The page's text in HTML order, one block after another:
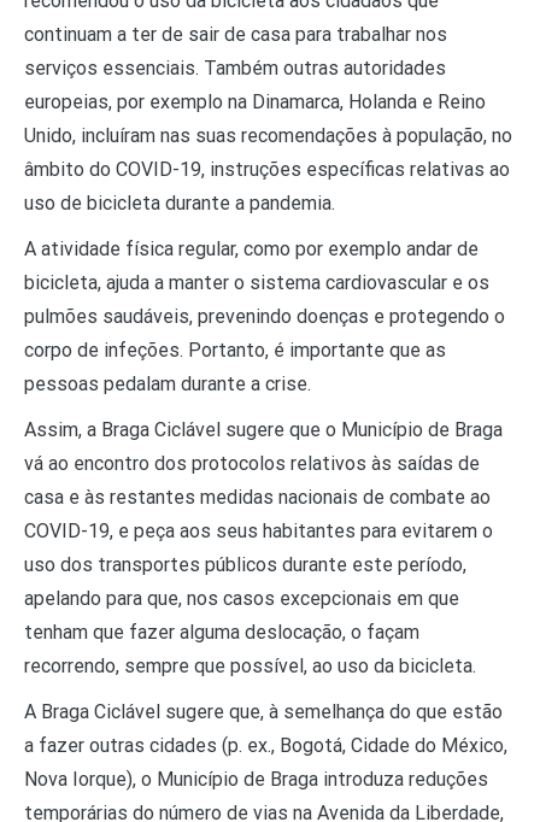
continuam a ter de sair de casa para trabalhar nos
serviços essenciais. Também outras autoridades
europeias, por exemplo na Dinamarca, Holanda e Reino
Unido, incluíram nas suas recomendações à população, no
âmbito do COVID-19, instruções específicas relativas ao
uso de bicicleta durante a pandemia.
A atividade física regular, como por exemplo andar de
bicicleta, ajuda a manter o sistema cardiovascular e os
pulmões saudáveis, prevenindo doenças e protegendo o
corpo de infeções. Portanto, é importante que as
pessoas pedalam durante a crise.
Assim, a Braga Ciclável sugere que o Município de Braga
vá ao encontro dos protocolos relativos às saídas de
casa e às restantes medidas nacionais de combate ao
COVID-19, e peça aos seus habitantes para evitarem o
uso dos transportes públicos durante este período,
apelando para que, nos casos excepcionais em que
tenham que fazer alguma deslocação, o façam
recorrendo, sempre que possível, ao uso da bicicleta.
A Braga Ciclável sugere que, à semelhança do que estão
a fazer outras cidades (p. ex., Bogotá, Cidade do México,
Nova Iorque), o Município de Braga introduza reduções
temporárias do número de vias na Avenida da Liberdade,